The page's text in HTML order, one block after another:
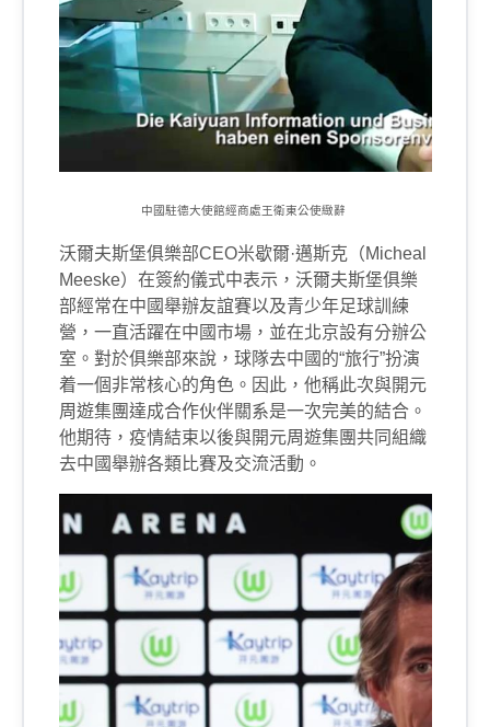
中國駐德大使館經商處王衛東公使緻辭
沃爾夫斯堡俱樂部CEO米歇爾·邁斯克（Micheal
Meeske）在簽約儀式中表示，沃爾夫斯堡俱樂
部經常在中國舉辦友誼賽以及青少年足球訓練
營，一直活躍在中國市場，並在北京設有分辦公
室。對於俱樂部來說，球隊去中國的“旅行”扮演
着一個非常核心的角色。因此，他稱此次與開元
周遊集團達成合作伙伴關系是一次完美的結合。
他期待，疫情結束以後與開元周遊集團共同組織
去中國舉辦各類比賽及交流活動。